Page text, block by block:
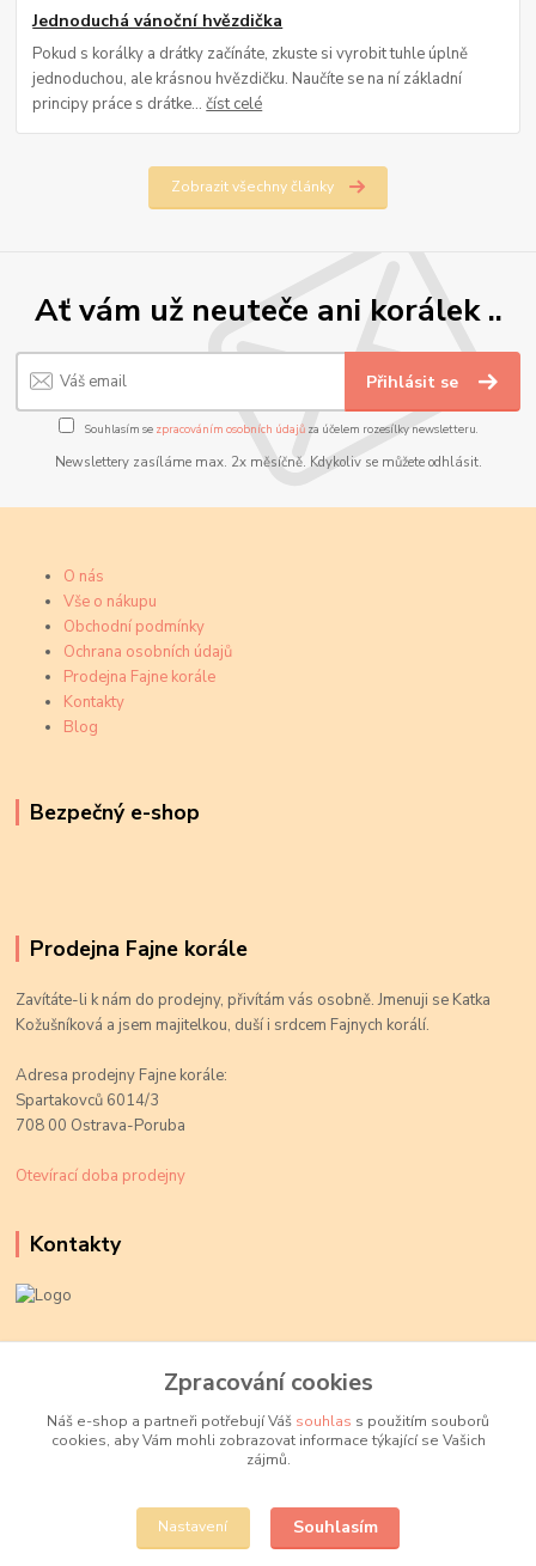
Jednoduchá vánoční hvězdička
Pokud s korálky a drátky začínáte, zkuste si vyrobit tuhle úplně
jednoduchou, ale krásnou hvězdičku. Naučíte se na ní základní
principy práce s drátke...číst celé
Zobrazit všechny články
Ať vám už neuteče ani korálek ..
Přihlásit se
Souhlasím se zpracováním osobních údajůza účelem rozesílky newsletteru.
Newslettery zasíláme max. 2x měsíčně. Kdykoliv se můžete odhlásit.
O nás
Vše o nákupu
Obchodní podmínky
Ochrana osobních údajů
Prodejna Fajne korále
Kontakty
Blog
Bezpečný e-shop
Prodejna Fajne korále
Zavítáte-li k nám do prodejny, přivítám vás osobně. Jmenuji se Katka
Kožušníková a jsem majitelkou, duší i srdcem Fajnych korálí.
Adresa prodejny Fajne korále:
Spartakovců 6014/3
708 00 Ostrava-Poruba
Otevírací doba prodejny
Kontakty
+420 774 719 784
info@fajnekorale.cz
Zpracování cookies
Náš e-shop a partneři potřebují Váš souhlas s použitím souborů
cookies, aby Vám mohli zobrazovat informace týkající se Vašich
zájmů.
Nastavení Souhlasím